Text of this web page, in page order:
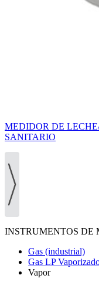
MEDIDOR DE
SANITARIO
INSTRUMENTOS DE
Gas (industrial)
Gas LP
Vapor